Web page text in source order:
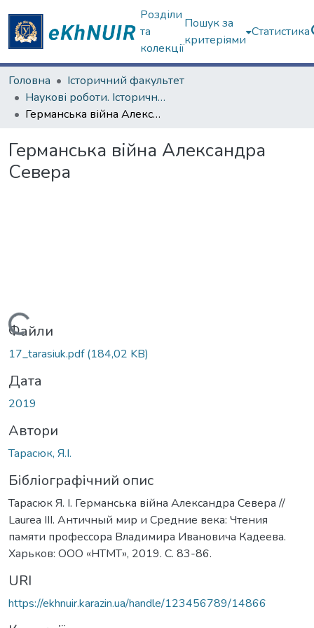
Розділи
та
колекції
Пошук за
критеріями
Статистика
Головна
Історичний факультет
Наукові роботи. Історичний факультет
Германська війна Александра Севера
Германська війна Александра
Севера
Вантажиться...
Файли
17_tarasiuk.pdf(184,02 KB)
Дата
2019
Автори
Тарасюк, Я.І.
Бібліографічний опис
Тарасюк Я. І. Германська війна Александра Севера //
Laurea III. Античный мир и Средние века: Чтения
памяти профессора Владимира Ивановича Кадеева.
Харьков: ООО «НТМТ», 2019. С. 83-86.
URI
https://ekhnuir.karazin.ua/handle/123456789/14866